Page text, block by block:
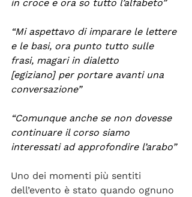
in croce e ora so tutto l’alfabeto”
“Mi aspettavo di imparare le lettere
e le basi, ora punto tutto sulle
frasi, magari in dialetto
[egiziano] per portare avanti una
conversazione”
“Comunque anche se non dovesse
continuare il corso siamo
interessati ad approfondire l’arabo”
Uno dei momenti più sentiti
dell’evento è stato quando ognuno